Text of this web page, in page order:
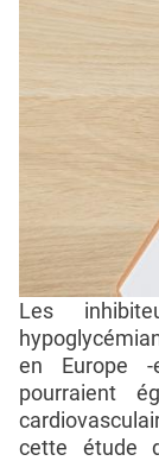
Les
en Europe
pourraient
cette étude